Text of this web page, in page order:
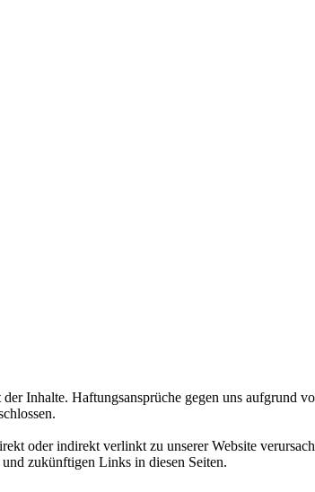
Inhalte. Haftungsansprüche gegen uns aufgrund
oder indirekt verlinkt zu unserer Website
zukünftigen Links in diesen Seiten.